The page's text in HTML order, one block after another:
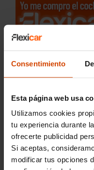
Consentimiento
Esta página web usa
Utilizamos cookies
tu experiencia durante
ofrecerte publicidad
Si aceptas,
modificar tus opciones